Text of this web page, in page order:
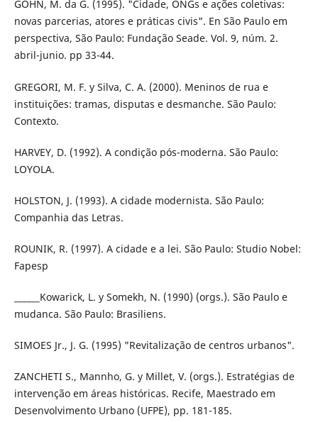
GOHN, M. da G. (1995). "Cidade, ONGs e ações coletivas:
novas parcerias, atores e práticas civis". En São Paulo em
perspecti­va, São Paulo: Fundação Seade. Vol. 9, núm. 2.
abril-junio. pp 33-44.
GREGORI, M. F. y Silva, C. A. (2000). Meninos de rua e
instituições: tramas, disputas e desmanche. São Paulo:
Contexto.
HARVEY, D. (1992). A condição pós-moderna. São Paulo:
LOYOLA.
HOLSTON, J. (1993). A cidade modernista. São Paulo:
Companhia das Letras.
ROUNIK, R. (1997). A cidade e a lei. São Paulo: Studio Nobel:
Fapesp
______Kowarick, L. y Somekh, N. (1990) (orgs.). São Paulo e
mudanca. São Paulo: Brasiliens.
SIMOES Jr., J. G. (1995) "Revitalização de centros urbanos".
ZANCHETI S., Mannho, G. y Millet, V. (orgs.). Estratégias de
intervenção em áreas históricas. Recife, Maestrado em
Desenvolvimento Urbano (UFPE), pp. 181-185.